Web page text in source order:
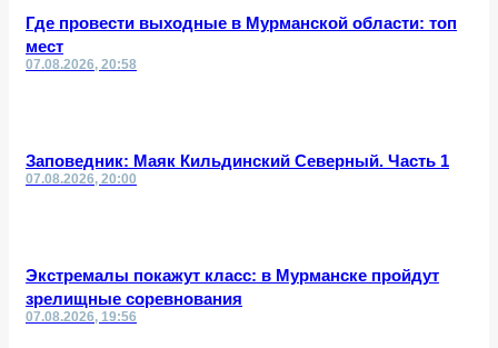
Где провести выходные в Мурманской области: топ
мест
07.08.2026, 20:58
Заповедник: Маяк Кильдинский Северный. Часть 1
07.08.2026, 20:00
Экстремалы покажут класс: в Мурманске пройдут
зрелищные соревнования
07.08.2026, 19:56